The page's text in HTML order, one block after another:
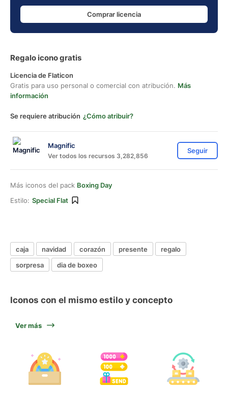
Comprar licencia
Regalo icono gratis
Licencia de Flaticon
Gratis para uso personal o comercial con atribución. Más
información
Se requiere atribución ¿Cómo atribuir?
Magnific
Ver todos los recursos 3,282,856
Seguir
Más iconos del pack Boxing Day
Estilo: Special Flat
caja navidad corazón presente
regalo
sorpresa
dia de boxeo
Iconos con el mismo estilo y concepto
Ver más